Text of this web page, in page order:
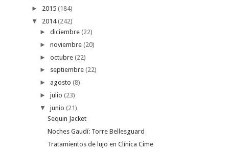
► 2015 (184)
▼ 2014(242)
► diciembre (22)
► noviembre (20)
► octubre (22)
► septiembre (22)
► agosto (8)
► julio (23)
▼ junio (21)
Sequin Jacket
Noches Gaudí: Torre Bellesguard
Tratamientos de lujo en Clínica Cime